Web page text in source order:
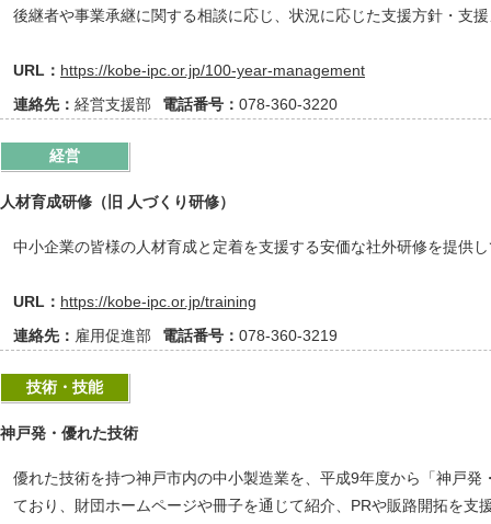
後継者や事業承継に関する相談に応じ、状況に応じた支援方針・支
URL： https://kobe-ipc.or.jp/100-year-management
連絡先： 経営支援部 電話番号： 078-360-3220
経営
人材育成研修（旧 人づくり研修）
中小企業の皆様の人材育成と定着を支援する安価な社外研修を提供
URL： https://kobe-ipc.or.jp/training
連絡先： 雇用促進部 電話番号： 078-360-3219
技術・技能
神戸発・優れた技術
優れた技術を持つ神戸市内の中小製造業を、平成9年度から「神戸発
ており、財団ホームページや冊子を通じて紹介、PRや販路開拓を支